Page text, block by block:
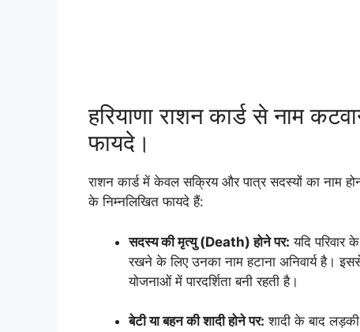
हरियाणा राशन कार्ड से नाम
फायदे।
राशन कार्ड में केवल सक्रिय और पात्र सदस्यों का नाम
के निम्नलिखित फायदे हैं:
सदस्य की मृत्यु (Death) होने पर: यदि परिवार
रखने के लिए उनका नाम हटाना अनिवार्य है।
योजनाओं में पारदर्शिता बनी रहती है।
बेटी या बहन की शादी होने पर: शादी के बाद